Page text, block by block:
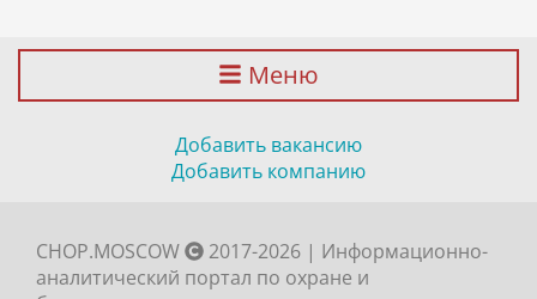
Меню
Добавить вакансию
Добавить компанию
CHOP.MOSCOW
2017-2026 | Информационно-
аналитический портал по охране и